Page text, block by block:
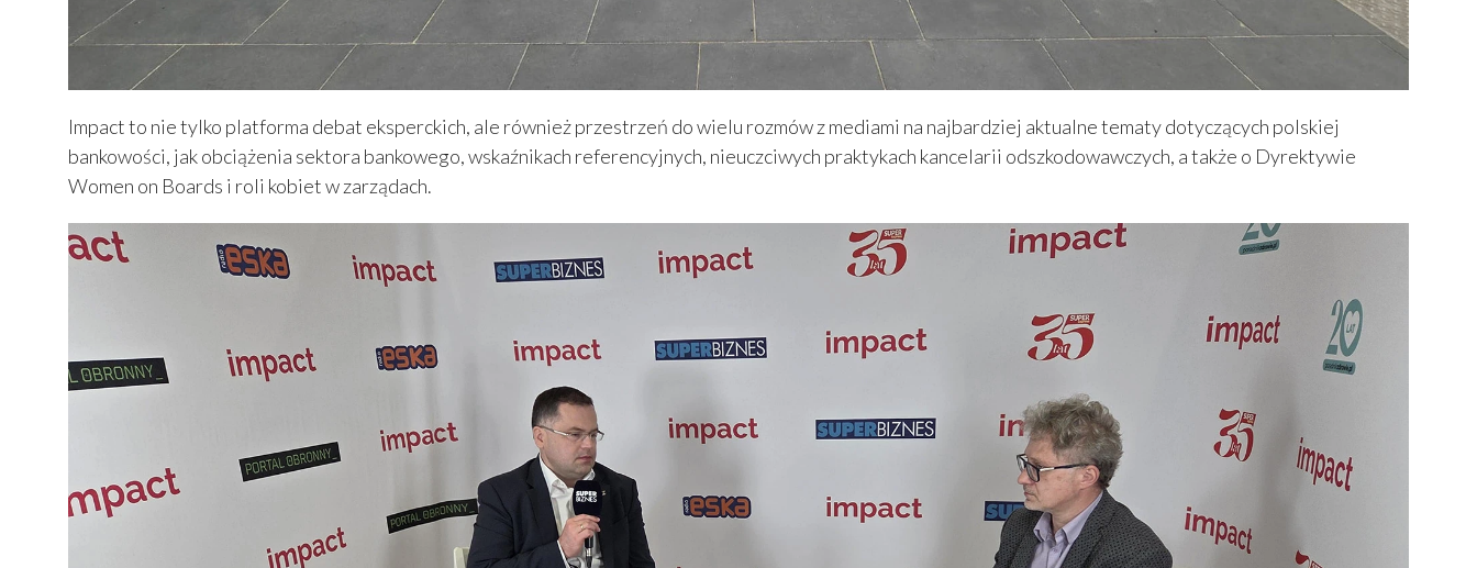
Impact to nie tylko platforma debat eksperckich, ale również przestrzeń do wielu rozmów z mediami na najbardziej aktualne tematy dotyczących polskiej
bankowości, jak obciążenia sektora bankowego, wskaźnikach referencyjnych, nieuczciwych praktykach kancelarii odszkodowawczych, a także o Dyrektywie
Women on Boards i roli kobiet w zarządach.